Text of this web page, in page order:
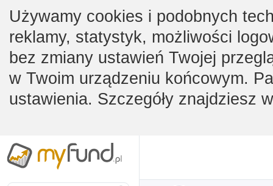
Używamy cookies i podobnych
reklamy, statystyk, możliwości
bez zmiany ustawień Twojej
w Twoim urządzeniu końcowym.
ustawienia. Szczegóły znajdziesz